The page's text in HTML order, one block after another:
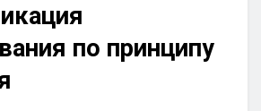
по принципу